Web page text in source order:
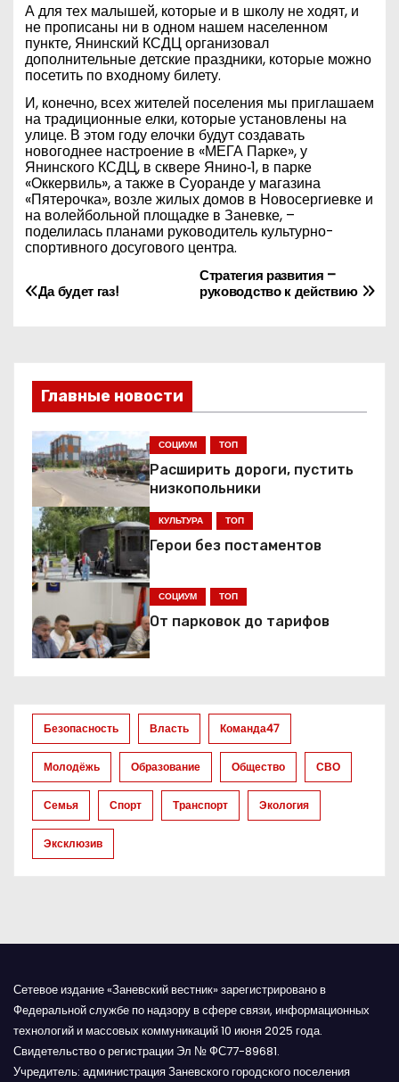
А для тех малышей, которые и в школу не ходят, и
не прописаны ни в одном нашем населенном
пункте, Янинский КСДЦ организовал
дополнительные детские праздники, которые можно
посетить по входному билету.
И, конечно, всех жителей поселения мы приглашаем
на традиционные елки, которые установлены на
улице. В этом году елочки будут создавать
новогоднее настроение в «МЕГА Парке», у
Янинского КСДЦ, в сквере Янино‑1, в парке
«Оккервиль», а также в Суоранде у магазина
«Пятерочка», возле жилых домов в Новосергиевке и
на волейбольной площадке в Заневке, –
поделилась планами руководитель культурно-
спортивного досугового центра.
Н
г
а
ц
и
я
п
о
а
п
Стратегия развития –
руководство к действию
Да будет газ!
Главные новости
СОЦИУМ ТОП
Расширить дороги, пустить
низкопольники
КУЛЬТУРА ТОП
Герои без постаментов
СОЦИУМ ТОП
От парковок до тарифов
Безопасность Власть Команда47
Молодёжь Образование Общество СВО
Семья Спорт Транспорт Экология
Эксклюзив
Сетевое издание «Заневский вестник» зарегистрировано в
Федеральной службе по надзору в сфере связи, информационных
технологий и массовых коммуникаций 10 июня 2025 года.
Свидетельство о регистрации Эл № ФС77-89681.
Учредитель: администрация Заневского городского поселения